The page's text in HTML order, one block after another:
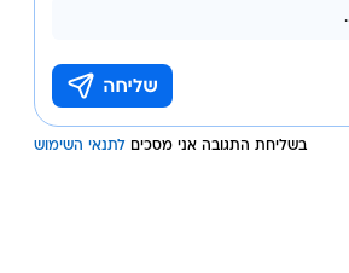
בשליחת התגובה אני מסכים לתנאי השימוש